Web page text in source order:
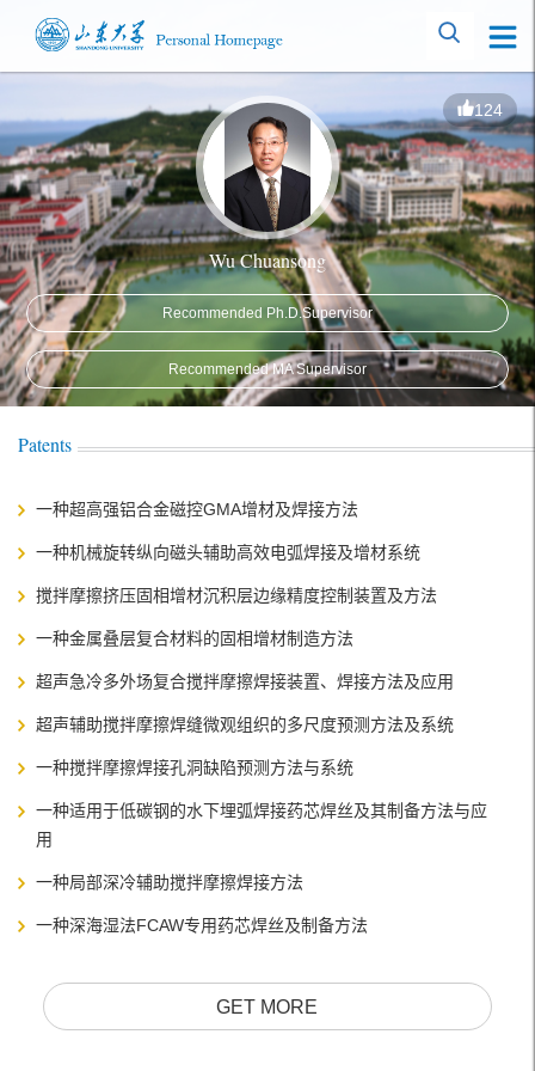
124
Wu Chuansong
Recommended Ph.D.Supervisor
Recommended MA Supervisor
Patents
一种超高强铝合金磁控GMA增材及焊接方法
一种机械旋转纵向磁头辅助高效电弧焊接及增材系统
搅拌摩擦挤压固相增材沉积层边缘精度控制装置及方法
一种金属叠层复合材料的固相增材制造方法
超声急冷多外场复合搅拌摩擦焊接装置、焊接方法及应用
超声辅助搅拌摩擦焊缝微观组织的多尺度预测方法及系统
一种搅拌摩擦焊接孔洞缺陷预测方法与系统
一种适用于低碳钢的水下埋弧焊接药芯焊丝及其制备方法与应
用
一种局部深冷辅助搅拌摩擦焊接方法
一种深海湿法FCAW专用药芯焊丝及制备方法
GET MORE